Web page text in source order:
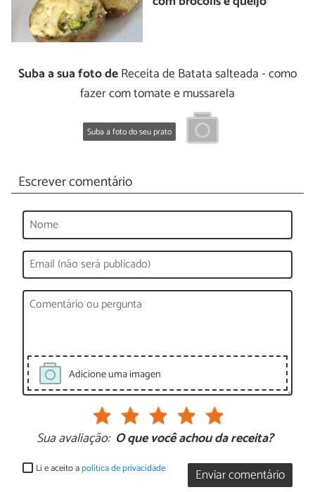
Suba a sua foto deReceita de Batata salteada - como
fazer com tomate e mussarela
Suba a foto do seu prato
Escrever comentário
Adicione uma imagen
Sua avaliação: O que você achou da receita?
Enviar comentário
Li e aceito apolítica de privacidade